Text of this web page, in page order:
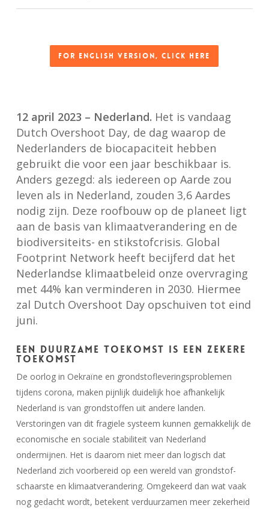
For English version, click here
12 april 2023 – Nederland. Het is vandaag
Dutch Overshoot Day, de dag waarop de
Nederlanders de biocapaciteit hebben
gebruikt die voor een jaar beschikbaar is.
Anders gezegd: als iedereen op Aarde zou
leven als in Nederland, zouden 3,6 Aardes
nodig zijn. Deze roofbouw op de planeet ligt
aan de basis van klimaatverandering en de
biodiversiteits- en stikstofcrisis. Global
Footprint Network heeft becijferd dat het
Nederlandse klimaatbeleid onze overvraging
met 44% kan verminderen in 2030. Hiermee
zal Dutch Overshoot Day opschuiven tot eind
juni.
Een duurzame toekomst is een zekere
toekomst
De oorlog in Oekraïne en grondstofleveringsproblemen
tijdens corona, maken pijnlijk duidelijk hoe afhankelijk
Nederland is van grondstoffen uit andere landen.
Verstoringen van dit fragiele systeem kunnen gemakkelijk de
economische en sociale stabiliteit van Nederland
ondermijnen. Het is daarom niet meer dan logisch dat
Nederland zich voorbereid op een wereld van grondstof-
schaarste en klimaatverandering. Omgekeerd dan wat vaak
nog gedacht wordt, betekent verduurzamen meer zekerheid